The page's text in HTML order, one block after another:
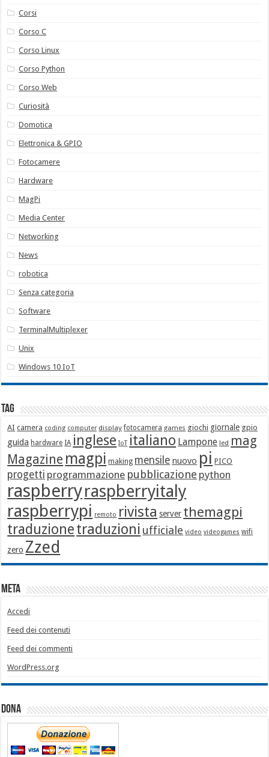
Corsi
Corso C
Corso Linux
Corso Python
Corso Web
Curiosità
Domotica
Elettronica & GPIO
Fotocamere
Hardware
MagPi
Media Center
Networking
News
robotica
Senza categoria
Software
TerminalMultiplexer
Unix
Windows 10 IoT
Tag
AI camera coding computer display fotocamera games giochi giornale gpio
guida hardware IA inglese IoT italiano Lampone led mag
Magazine magpi making mensile nuovo pi PICO
progetti programmazione pubblicazione python
raspberryraspberryitaly
raspberrypi remoto rivista server themagpi
traduzionetraduzioni ufficiale video videogames wifi
zero Zzed
Meta
Accedi
Feed dei contenuti
Feed dei commenti
WordPress.org
Dona